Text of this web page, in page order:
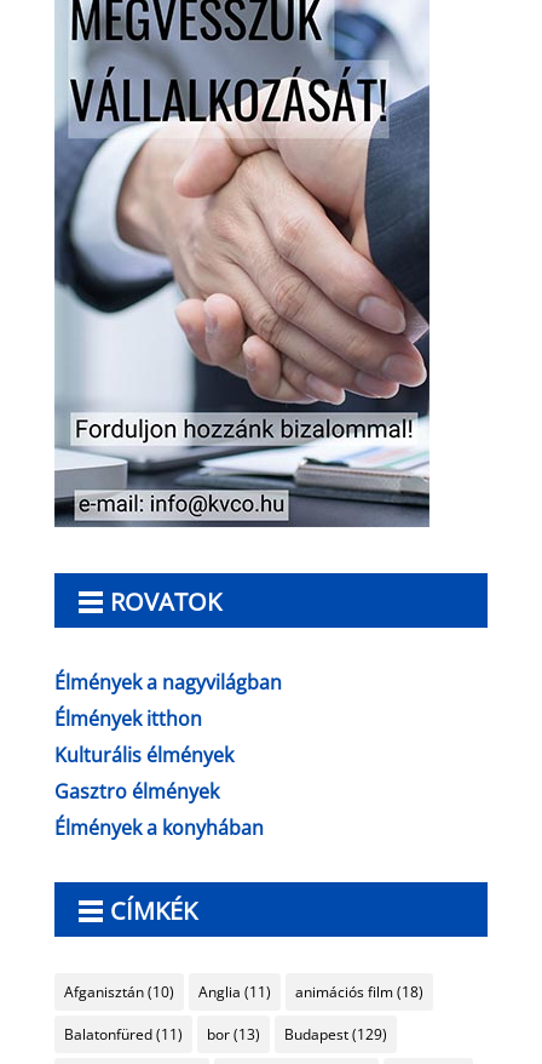
ROVATOK
Élmények a nagyvilágban
Élmények itthon
Kulturális élmények
Gasztro élmények
Élmények a konyhában
CÍMKÉK
Afganisztán(10) Anglia (11) animációs film(18)
Balatonfüred(11) bor(13) Budapest(129)